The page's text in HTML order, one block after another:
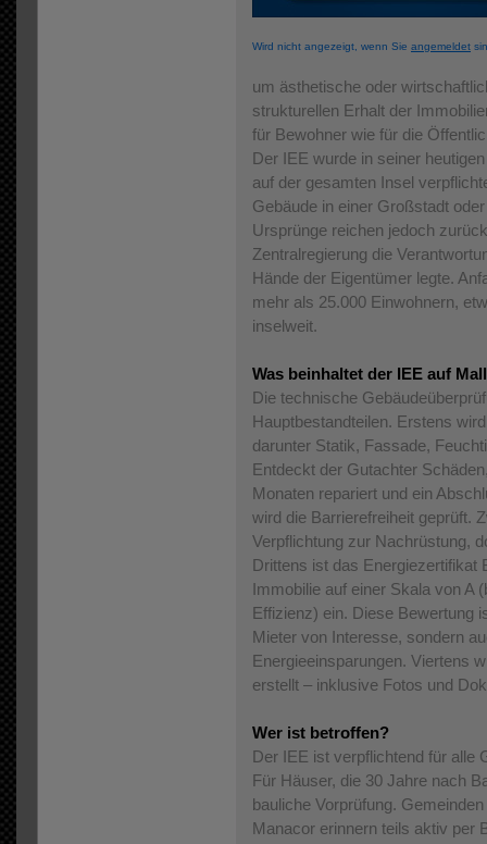
Wird nicht angezeigt, wenn Sie angemeldet
um ästhetische oder
strukturellen Erhalt der
für Bewohner wie für die
Der IEE wurde in seiner
auf der gesamten Insel
Gebäude in einer Großstadt
Ursprünge reichen jedoch
Zentralregierung die
Hände der Eigentümer legte.
mehr als 25.000 Einwohnern,
inselweit.
Was beinhaltet der IEE auf
Die technische
Hauptbestandteilen. Erstens
darunter Statik, Fassade,
Entdeckt der Gutachter
Monaten repariert und ein
wird die Barrierefreiheit geprüft.
Verpflichtung zur Nachrüstung,
Drittens ist das Energiezertifikat
Immobilie auf einer Skala von A
Effizienz) ein. Diese Bewertung
Mieter von Interesse, sondern
Energieeinsparungen. Viertens
erstellt – inklusive Fotos und
Wer ist betroffen?
Der IEE ist verpflichtend für alle
Für Häuser, die 30 Jahre nach
bauliche Vorprüfung.
Manacor erinnern teils aktiv per